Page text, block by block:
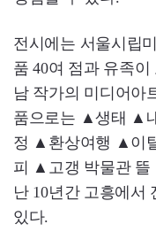
전시에는 서울시립
품 40여 점과 유족
남 작가의 미디어아
품으로는 ▲생태 ▲
정 ▲환상여행 ▲이
피 ▲고갱 박물관 뜰
난 10년간 고흥에서
있다.